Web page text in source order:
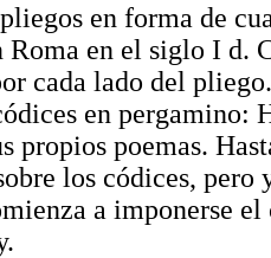
en forma de
Roma en el siglo I d.
cada lado del
en
propios poemas.
los códices,
a imponerse